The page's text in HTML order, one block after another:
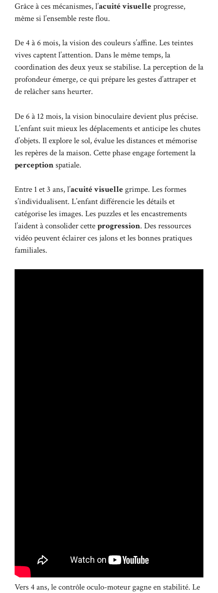
Grâce à ces mécanismes, l’acuité visuelleprogresse,
même si l’ensemble reste flou.
De 4 à 6 mois, la vision des couleurs s’affine. Les teintes
vives captent l’attention. Dans le même temps, la
coordination des deux yeux se stabilise. La perception de la
profondeur émerge, ce qui prépare les gestes d’attraper et
de relâcher sans heurter.
De 6 à 12 mois, la vision binoculaire devient plus précise.
L’enfant suit mieux les déplacements et anticipe les chutes
d’objets. Il explore le sol, évalue les distances et mémorise
les repères de la maison. Cette phase engage fortement la
perceptionspatiale.
Entre 1 et 3 ans, l’acuité visuellegrimpe. Les formes
s’individualisent. L’enfant différencie les détails et
catégorise les images. Les puzzles et les encastrements
l’aident à consolider cetteprogression. Des ressources
vidéo peuvent éclairer ces jalons et les bonnes pratiques
familiales.
Vers 4 ans, le contrôle oculo-moteur gagne en stabilité. Le